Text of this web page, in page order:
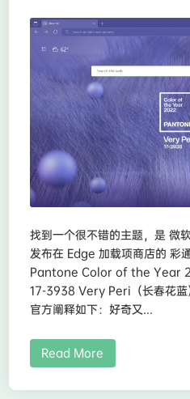
找到一个很不错的主题，是 微
发布在 Edge 加载项商店的 彩
Pantone Color of the Year
17-3938 Very Peri（长春花蓝
官方阐释如下：好奇又...
Read More